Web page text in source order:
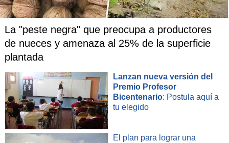
La "peste negra" que preocupa a productores
de nueces y amenaza al 25% de la superficie
plantada
Lanzan nueva versión del
Premio Profesor
Bicentenario: Postula aquí a
tu elegido
El plan para lograr una